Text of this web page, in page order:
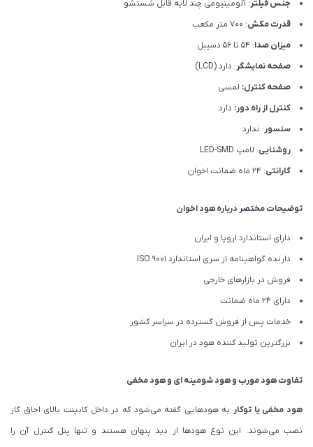
جنس فیلتر: آلومینیومی چند لایه قابل شستشو
قدرت مکش: 700 متر مکعب
میزان صدا: 54 تا 56 دسیبل
صفحه نمایشگر: دارد (LCD)
صفحه کنترل: لمسی
کنترل از راه دور: دارد
سنسور: ندارد
روشنایی: لامپ LED-SMD
گارانتی: 24 ماه ضمانت اخوان
توضیحات مختصر درباره هود اخوان
دارای استاندارد اروپا و ایران
دارنده گواهینامه از سری استاندارد ISO 9001
فروش در بازارهای خارجی
دارای 24 ماه ضمانت
خدمات پس از فروش گسترده در سراسر کشور
بزرگترین تولید کننده هود در ایران
تفاوت هود مورب و هود شومینه ای و هود مخفی
هود مخفی یا توکاربه هودهایی گفته می‌شود که در داخل کابینت بالای اجاق گاز
نصب می‌شوند. این نوع هودها از دید پنهان هستند و تنها پنل کنترل آن را